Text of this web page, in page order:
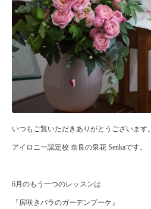
いつもご覧いただきありがとうございます。
アイロニー認定校 奈良の泉花 Senkaです。
6月のもう一つのレッスンは
『房咲きバラのガーデンブーケ』